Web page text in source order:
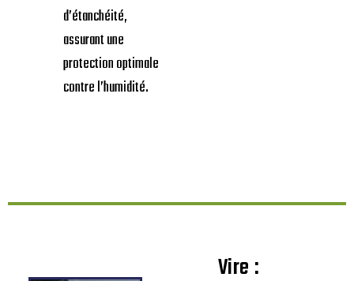
d’étanchéité,
assurant une
protection optimale
contre l’humidité.
Vire :